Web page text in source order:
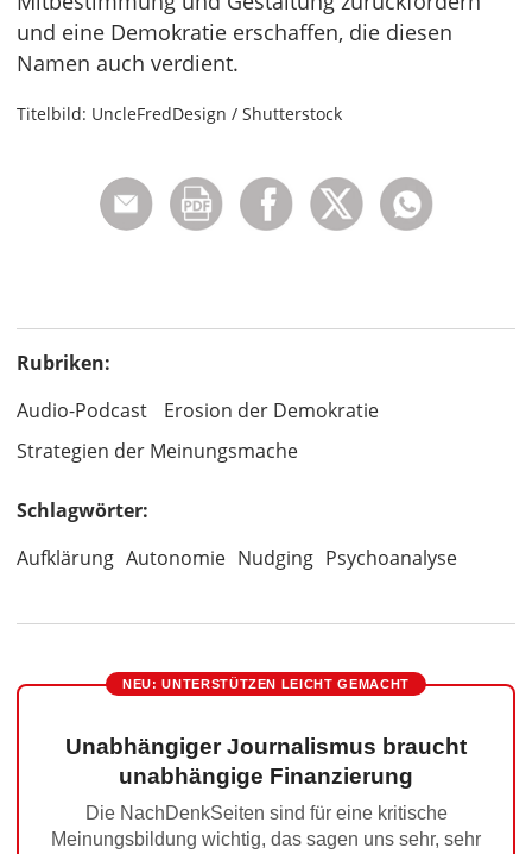
und eine Demokratie erschaffen, die diesen
Namen auch verdient.
Titelbild: UncleFredDesign / Shutterstock
Rubriken:
Audio-Podcast
Erosion der Demokratie
Strategien der Meinungsmache
Schlagwörter:
Aufklärung Autonomie Nudging Psychoanalyse
NEU: UNTERSTÜTZEN LEICHT GEMACHT
Unabhängiger Journalismus braucht
unabhängige Finanzierung
Die NachDenkSeiten sind für eine kritische
Meinungsbildung wichtig, das sagen uns sehr, sehr